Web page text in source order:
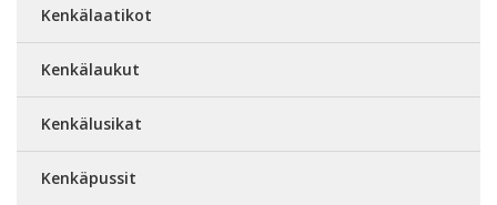
Kenkälaatikot
Kenkälaukut
Kenkälusikat
Kenkäpussit